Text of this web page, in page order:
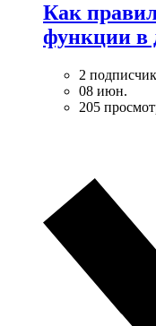
Как
функции в
2
08 июн.
205